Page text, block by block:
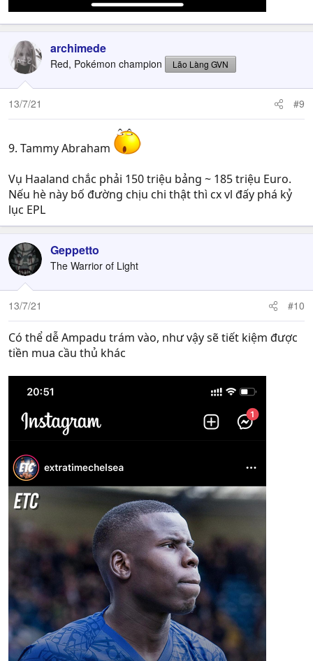
archimede
Red, Pokémon champion Lão Làng GVN
13/7/21 #9
9. Tammy Abraham
Vụ Haaland chắc phải 150 triệu bảng ~ 185 triệu Euro.
Nếu hè này bố đường chịu chi thật thì cx vl đấy phá kỷ
lục EPL
Geppetto
The Warrior of Light
13/7/21 #10
Có thể dễ Ampadu trám vào, như vậy sẽ tiết kiệm được
tiền mua cầu thủ khác